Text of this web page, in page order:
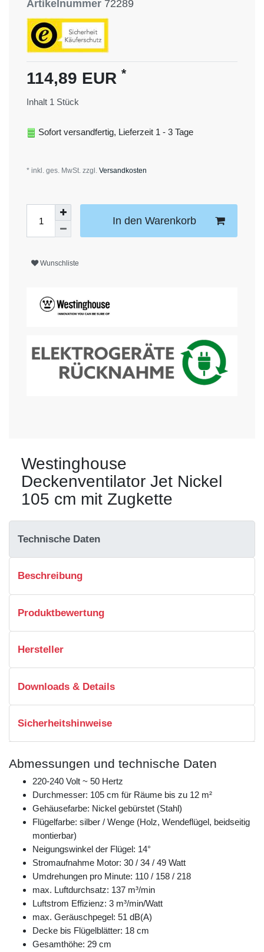
Artikelnummer 72289
114,89 EUR *
Inhalt 1 Stück
Sofort versandfertig, Lieferzeit 1 - 3 Tage
* inkl. ges. MwSt. zzgl. Versandkosten
In den Warenkorb
Wunschliste
Westinghouse
Deckenventilator Jet Nickel
105 cm mit Zugkette
Technische Daten
Beschreibung
Produktbewertung
Hersteller
Downloads & Details
Sicherheitshinweise
Abmessungen und technische Daten
220-240 Volt ~ 50 Hertz
Durchmesser: 105 cm für Räume bis zu 12 m²
Gehäusefarbe: Nickel gebürstet (Stahl)
Flügelfarbe: silber / Wenge (Holz, Wendeflügel, beidseitig
montierbar)
Neigungswinkel der Flügel: 14°
Stromaufnahme Motor: 30 / 34 / 49 Watt
Umdrehungen pro Minute: 110 / 158 / 218
max. Luftdurchsatz: 137 m³/min
Luftstrom Effizienz: 3 m³/min/Watt
max. Geräuschpegel: 51 dB(A)
Decke bis Flügelblätter: 18 cm
Gesamthöhe: 29 cm